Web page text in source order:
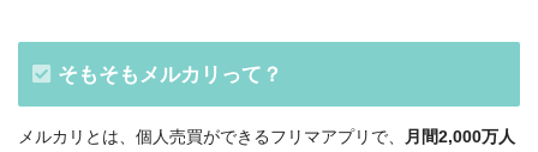
そもそもメルカリって？
メルカリとは、個人売買ができるフリマアプリで、
月間2,000万人